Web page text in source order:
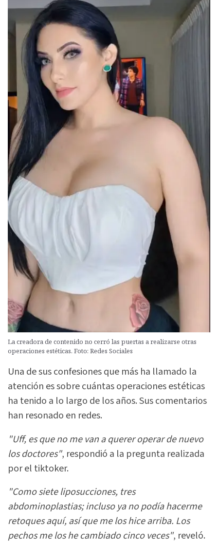
La creadora de contenido no cerró las puertas a realizarse otras
operaciones estéticas. Foto: Redes Sociales
Una de sus confesiones que más ha llamado la
atención es sobre cuántas operaciones estéticas
ha tenido a lo largo de los años. Sus comentarios
han resonado en redes.
"Uff, es que no me van a querer operar de nuevo
los doctores", respondió a la pregunta realizada
por el tiktoker.
"Como siete liposucciones, tres
abdominoplastias; incluso ya no podía hacerme
retoques aquí, así que me los hice arriba. Los
pechos me los he cambiado cinco veces", reveló.